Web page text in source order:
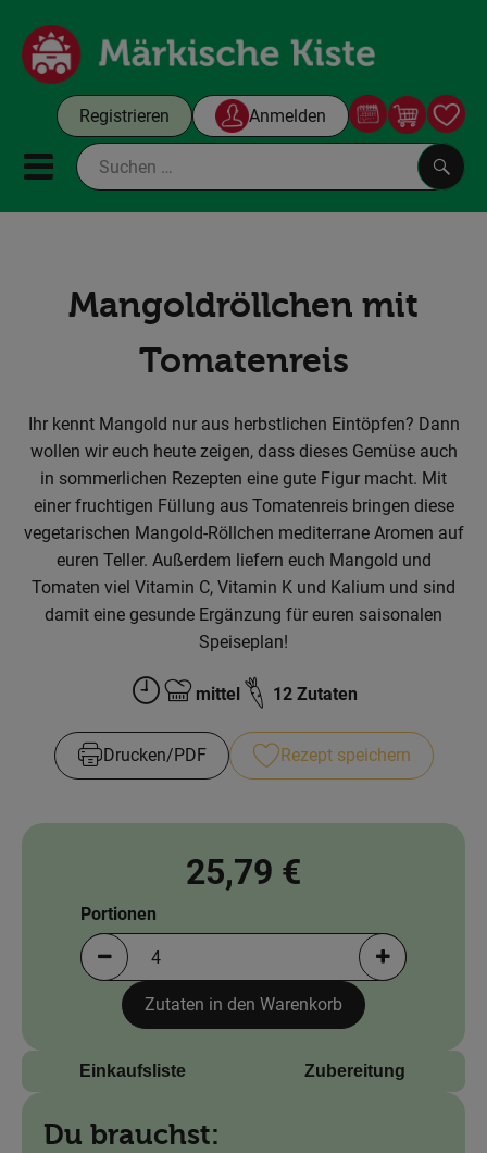
Registrieren Anmelden
Mobiles Menu öffnen oder
Kochboxen
Angebote & Aktuelles
Unsere Kisten
Obst & Gemüse
Backwaren
Kühlregal
Körperpflege
Geschäftskunden-Shop
Freunde werben
Mangoldröllchen mit
Tomatenreis
Ihr kennt Mangold nur aus herbstlichen Eintöpfen? Dann
wollen wir euch heute zeigen, dass dieses Gemüse auch
in sommerlichen Rezepten eine gute Figur macht. Mit
einer fruchtigen Füllung aus Tomatenreis bringen diese
vegetarischen Mangold-Röllchen mediterrane Aromen auf
euren Teller. Außerdem liefern euch Mangold und
Tomaten viel Vitamin C, Vitamin K und Kalium und sind
damit eine gesunde Ergänzung für euren saisonalen
Speiseplan!
Zubreitungszeit:
Schwierigkeit:
mittel 12 Zutaten
Drucken​/​PDF Rezept speichern
25,79 €
Portionen verringern (aktuell 4 Portionen
Portionen
Portionen
Zutaten in den Warenkorb
Einkaufsliste Zubereitung
Du brauchst: